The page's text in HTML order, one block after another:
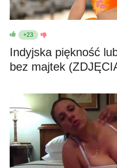
+23
Indyjska piękność
bez majtek